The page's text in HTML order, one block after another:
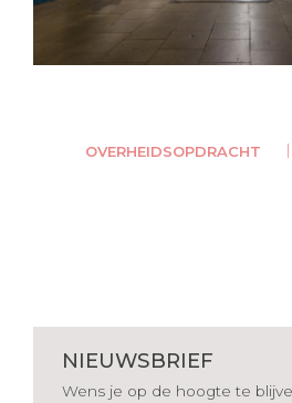
OVERHEIDSOPDRACHT
NIEUWSBRIEF
Wens je op de hoogte te